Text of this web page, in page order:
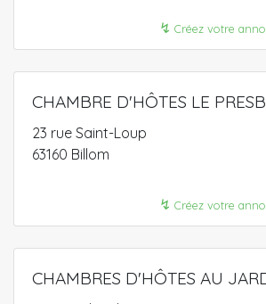
↯ Créez votre
CHAMBRE D'HÔTES LE
23 rue Saint-Loup
63160 Billom
↯ Créez votre
CHAMBRES D'HÔTES AU